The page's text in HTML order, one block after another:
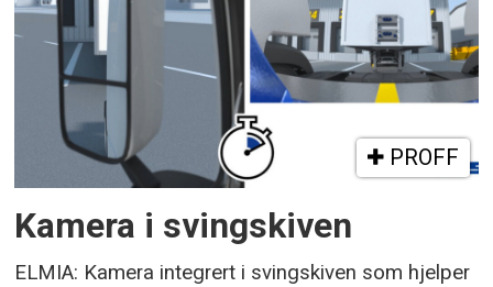
PROFF
Kamera i svingskiven
ELMIA: Kamera integrert i svingskiven som hjelper